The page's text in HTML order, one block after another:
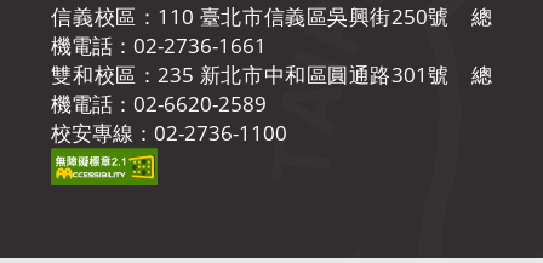
信義校區：110 臺北市信義區吳興街250號 總
機電話：02-2736-1661
雙和校區：235 新北市中和區圓通路301號 總
機電話：02-6620-2589
校安專線：02-2736-1100